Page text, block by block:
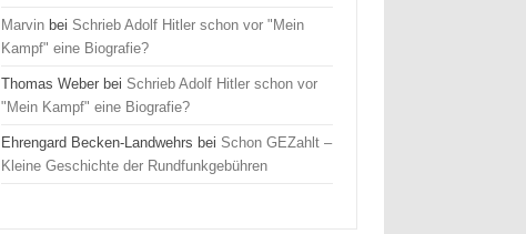
Marvin bei Schrieb Adolf Hitler schon vor "Mein
Kampf" eine Biografie?
Thomas Weber bei Schrieb Adolf Hitler schon vor
"Mein Kampf" eine Biografie?
Ehrengard Becken-Landwehrs bei Schon GEZahlt –
Kleine Geschichte der Rundfunkgebühren